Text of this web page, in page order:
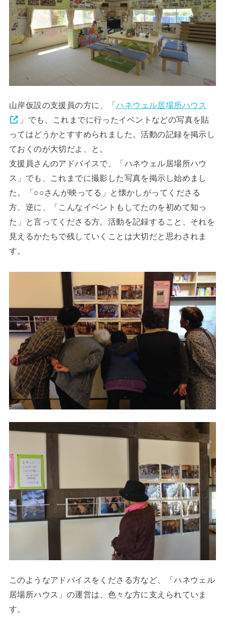
山岸仮設の支援員の方に、「ハネウェル居場所ハウス
」でも、これまでに行ったイベントなどの写真を貼
ってはどうかとすすめられました。活動の記録を掲示し
ておくのが大切だよ、と。
支援員さんのアドバイスで、「ハネウェル居場所ハウ
ス」でも、これまでに撮影した写真を掲示し始めまし
た。「○○さんが映ってる」と懐かしがってくださる
方、逆に、「こんなイベントもしてたのを初めて知っ
た」と言ってくださる方。活動を記録すること、それを
見えるかたちで残していくことは大切だと思わされま
す。
このようなアドバイスをくださる方など、「ハネウェル
居場所ハウス」の運営は、色々な方に支えられていま
す。